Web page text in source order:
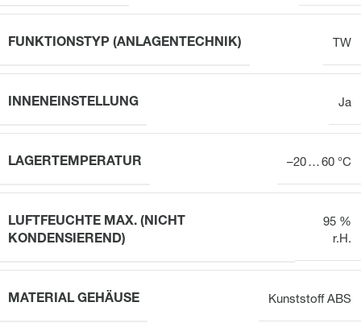
FUNKTIONSTYP (ANLAGENTECHNIK) TW
INNENEINSTELLUNG Ja
LAGERTEMPERATUR –20 … 60 °C
LUFTFEUCHTE MAX. (NICHT
KONDENSIEREND)
95 %
r.H.
MATERIAL GEHÄUSE Kunststoff ABS